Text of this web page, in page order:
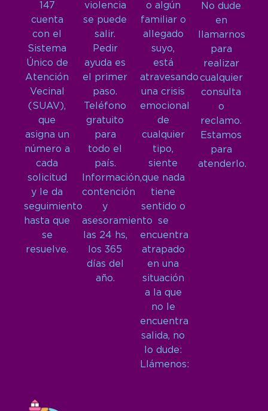
147
cuenta
con el
Sistema
Único de
Atención
Vecinal
(SUAV),
que
asigna un
número a
cada
solicitud
y le da
seguimiento
hasta que
se
resuelve.
violencia
se puede
salir.
Pedir
ayuda es
el primer
paso.
Teléfono
gratuito
para
todo el
país.
Información,
contención
y
asesoramiento
las 24 hs,
los 365
días del
año.
o algún
familiar o
allegado
suyo,
está
atravesando
una crisis
emocional
de
cualquier
tipo,
siente
que nada
tiene
sentido o
se
encuentra
atrapado
en una
situación
a la que
no le
encuentra
salida, no
lo dude:
Llámenos:
No dude
en
llamarnos
para
realizar
cualquier
consulta
o
reclamo.
Estamos
para
atenderlo.